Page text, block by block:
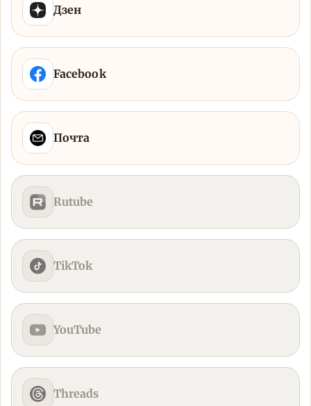
Дзен
Facebook
Почта
Rutube
TikTok
YouTube
Threads